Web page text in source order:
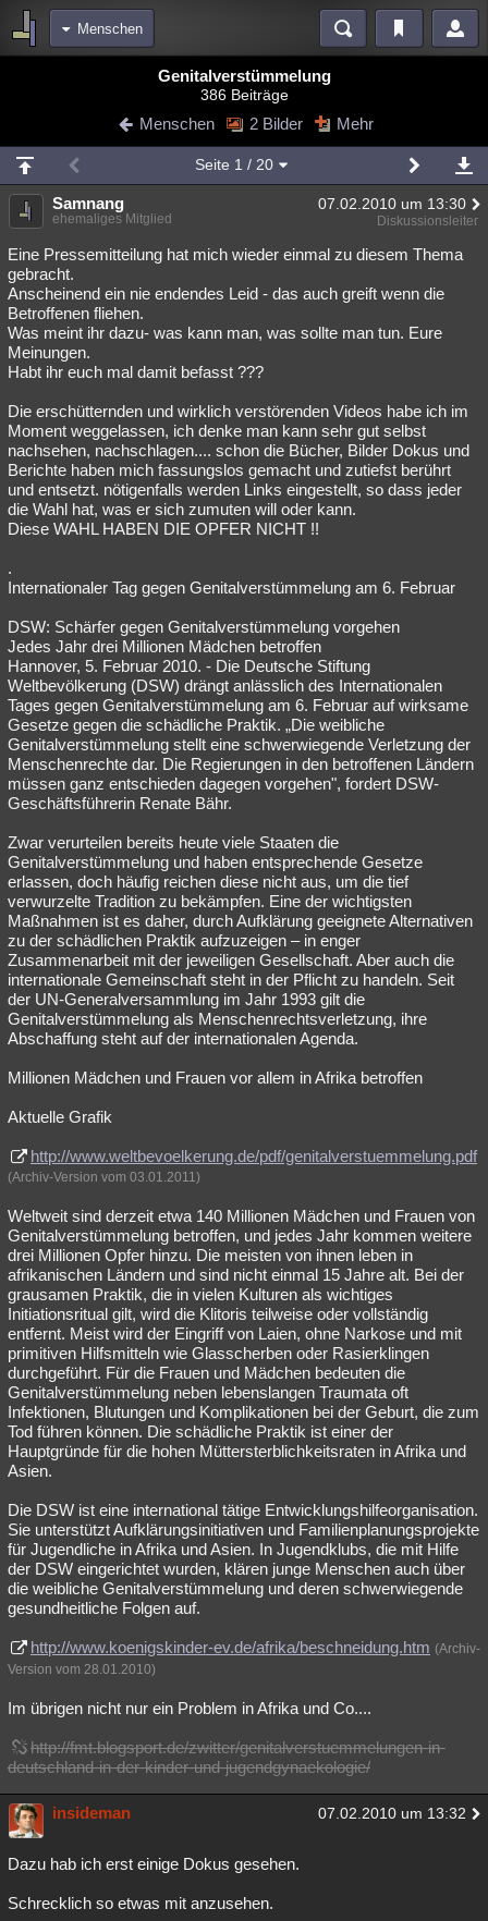
Menschen
Blogs Videos
Chat Wiki Neuigkeiten
meine Rubriken
Menschen Wissenschaft Mystery Kriminalfälle
Spiritualität Verschwörungen Technologie Ufologie
Natur Umfragen Unterhaltung
weitere Rubriken
Philosophie
Astronomie Helpdesk Gruppen Gaming Filme
Musik Clash Verbesserungen Allmystery English
Übersichten
Besucht Teilgenommen Alle Neue Geschlossen
Genitalverstümmelung
386 Beiträge
Menschen 2 Bilder Mehr
Seite 1 / 20
Samnang 07.02.2010 um 13:30
ehemaliges Mitglied Diskussionsleiter
Eine Pressemitteilung hat mich wieder einmal zu diesem Thema
gebracht.
Anscheinend ein nie endendes Leid - das auch greift wenn die
Betroffenen fliehen.
Was meint ihr dazu- was kann man, was sollte man tun. Eure
Meinungen.
Habt ihr euch mal damit befasst ???
Die erschütternden und wirklich verstörenden Videos habe ich im
Moment weggelassen, ich denke man kann sehr gut selbst
nachsehen, nachschlagen.... schon die Bücher, Bilder Dokus und
Berichte haben mich fassungslos gemacht und zutiefst berührt
und entsetzt. nötigenfalls werden Links eingestellt, so dass jeder
die Wahl hat, was er sich zumuten will oder kann.
Diese WAHL HABEN DIE OPFER NICHT !!
.
Internationaler Tag gegen Genitalverstümmelung am 6. Februar
DSW: Schärfer gegen Genitalverstümmelung vorgehen
Jedes Jahr drei Millionen Mädchen betroffen
Hannover, 5. Februar 2010. - Die Deutsche Stiftung
Weltbevölkerung (DSW) drängt anlässlich des Internationalen
Tages gegen Genitalverstümmelung am 6. Februar auf wirksame
Gesetze gegen die schädliche Praktik. „Die weibliche
Genitalverstümmelung stellt eine schwerwiegende Verletzung der
Menschenrechte dar. Die Regierungen in den betroffenen Ländern
müssen ganz entschieden dagegen vorgehen", fordert DSW-
Geschäftsführerin Renate Bähr.
Zwar verurteilen bereits heute viele Staaten die
Genitalverstümmelung und haben entsprechende Gesetze
erlassen, doch häufig reichen diese nicht aus, um die tief
verwurzelte Tradition zu bekämpfen. Eine der wichtigsten
Maßnahmen ist es daher, durch Aufklärung geeignete Alternativen
zu der schädlichen Praktik aufzuzeigen – in enger
Zusammenarbeit mit der jeweiligen Gesellschaft. Aber auch die
internationale Gemeinschaft steht in der Pflicht zu handeln. Seit
der UN-Generalversammlung im Jahr 1993 gilt die
Genitalverstümmelung als Menschenrechtsverletzung, ihre
Abschaffung steht auf der internationalen Agenda.
Millionen Mädchen und Frauen vor allem in Afrika betroffen
Aktuelle Grafik
http://www.weltbevoelkerung.de/pdf/genitalverstuemmelung.pdf
(Archiv-Version vom 03.01.2011)
Weltweit sind derzeit etwa 140 Millionen Mädchen und Frauen von
Genitalverstümmelung betroffen, und jedes Jahr kommen weitere
drei Millionen Opfer hinzu. Die meisten von ihnen leben in
afrikanischen Ländern und sind nicht einmal 15 Jahre alt. Bei der
grausamen Praktik, die in vielen Kulturen als wichtiges
Initiationsritual gilt, wird die Klitoris teilweise oder vollständig
entfernt. Meist wird der Eingriff von Laien, ohne Narkose und mit
primitiven Hilfsmitteln wie Glasscherben oder Rasierklingen
durchgeführt. Für die Frauen und Mädchen bedeuten die
Genitalverstümmelung neben lebenslangen Traumata oft
Infektionen, Blutungen und Komplikationen bei der Geburt, die zum
Tod führen können. Die schädliche Praktik ist einer der
Hauptgründe für die hohen Müttersterblichkeitsraten in Afrika und
Asien.
Die DSW ist eine international tätige Entwicklungshilfeorganisation.
Sie unterstützt Aufklärungsinitiativen und Familienplanungsprojekte
für Jugendliche in Afrika und Asien. In Jugendklubs, die mit Hilfe
der DSW eingerichtet wurden, klären junge Menschen auch über
die weibliche Genitalverstümmelung und deren schwerwiegende
gesundheitliche Folgen auf.
http://www.koenigskinder-ev.de/afrika/beschneidung.htm (Archiv-
Version vom 28.01.2010)
Im übrigen nicht nur ein Problem in Afrika und Co....
http://fmt.blogsport.de/zwitter/genitalverstuemmelungen-in-
deutschland-in-der-kinder-und-jugendgynaekologie/
insideman 07.02.2010 um 13:32
Dazu hab ich erst einige Dokus gesehen.
Schrecklich so etwas mit anzusehen.